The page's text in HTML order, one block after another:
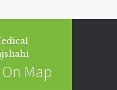
, সহকারী অধ্যাপক,
Map